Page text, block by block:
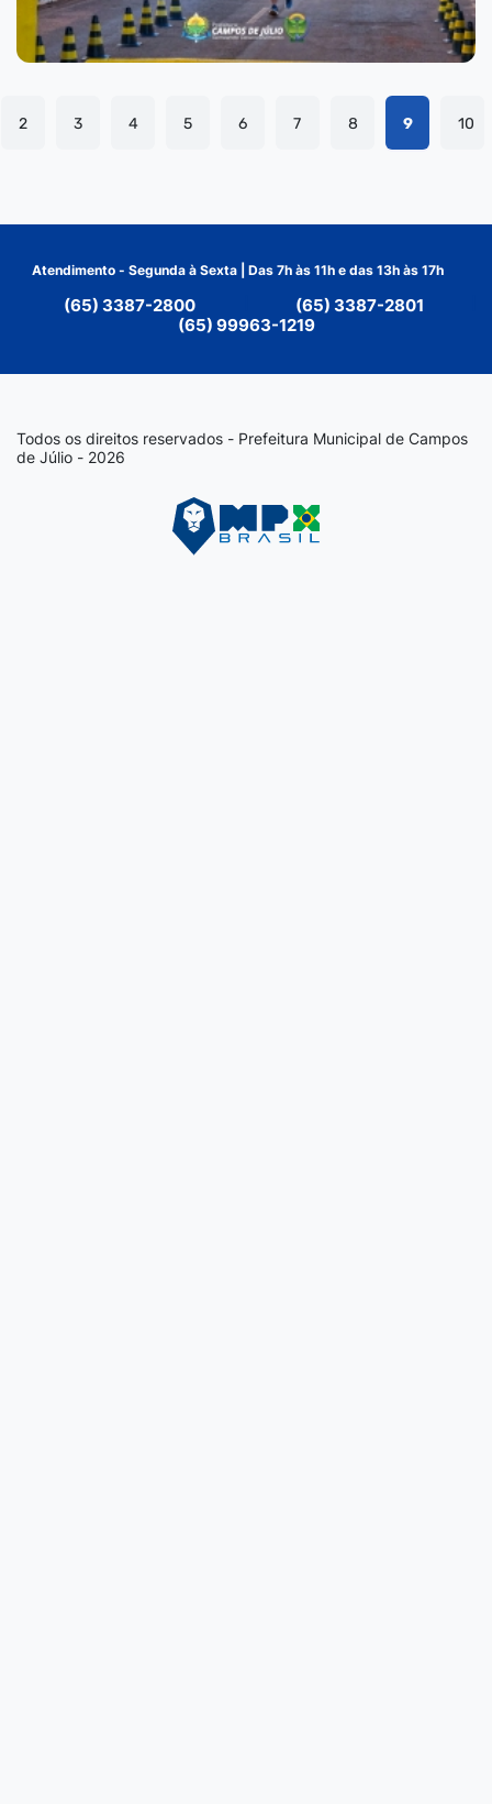
2 3 4 5 6 7 8 9 10
Atendimento - Segunda à Sexta | Das 7h às 11h e das 13h às 17h
(65) 3387-2800 (65) 3387-2801
(65) 99963-1219
Todos os direitos reservados - Prefeitura Municipal de Campos
de Júlio - 2026